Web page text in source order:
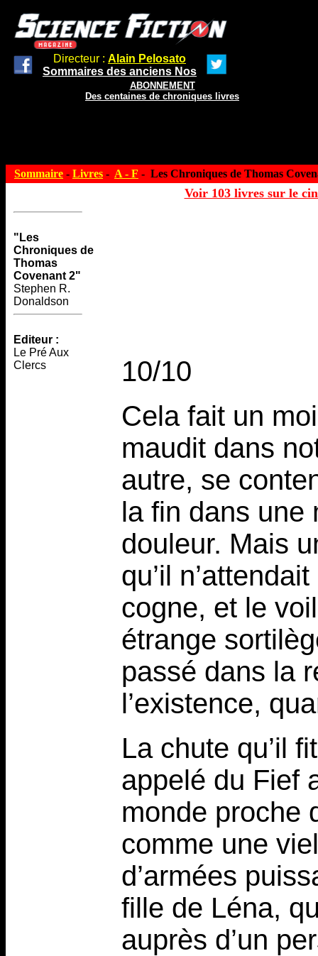
Directeur : Alain Pelosato
Sommaires des anciens Nos
ABONNEMENT
Des centaines de chroniques livres
Sommaire - Livres - A - F - Les Chroniques de Thomas
Voir 103 livres sur le
"Les
Chroniques de
Thomas
Covenant 2"
Stephen R.
Donaldson
Editeur :
Le Pré Aux
Clercs
10/10
Cela fait un
maudit dans
autre, se
la fin dans une
douleur. Mais
qu’il
cogne, et le
étrange
passé dans la
l’existence,
La chute qu’il
appelé du Fief
monde proche
comme une
d’armées
fille de Léna,
auprès d’un